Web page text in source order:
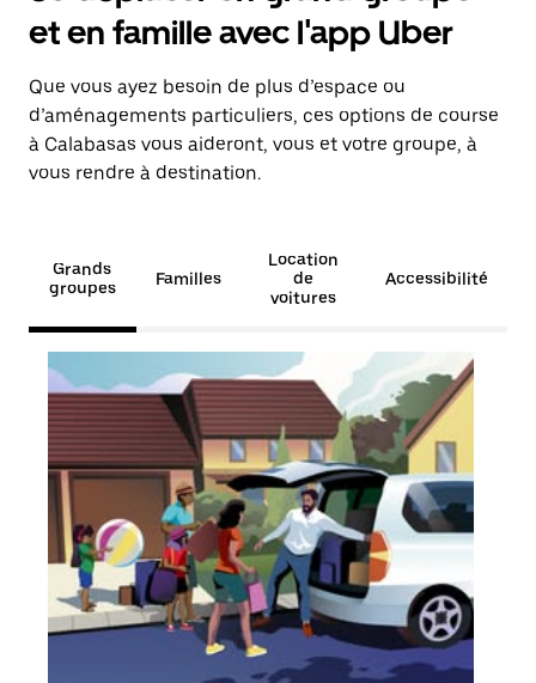
et en famille avec l'app Uber
Que vous ayez besoin de plus d’espace ou
d’aménagements particuliers, ces options de course
à Calabasas vous aideront, vous et votre groupe, à
vous rendre à destination.
Grands
groupes
Familles
Location
de
voitures
Accessibilité